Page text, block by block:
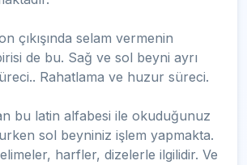
çıkışında selam vermenin
de bu. Sağ ve sol beyni ayrı
Rahatlama ve huzur süreci.
bu latin alfabesi ile okuduğunuz
sol beyniniz işlem yapmakta.
harfler, dizelerle ilgilidir. Ve